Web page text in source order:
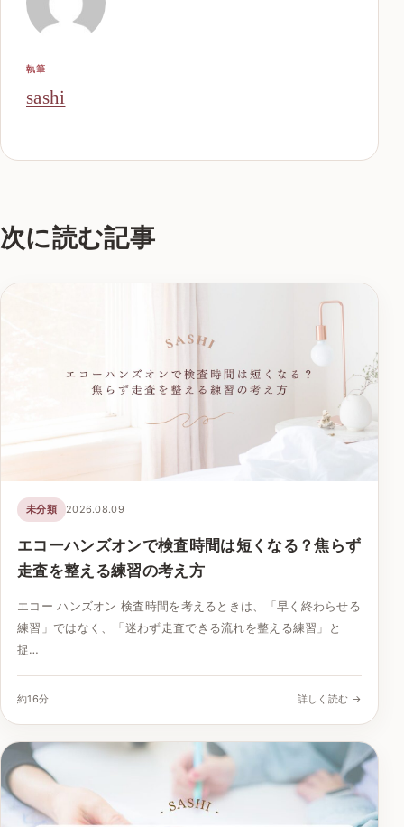
執筆
sashi
次に読む記事
未分類 2026.08.09
エコーハンズオンで検査時間は短くなる？焦らず
走査を整える練習の考え方
エコー ハンズオン 検査時間を考えるときは、「早く終わらせる
練習」ではなく、「迷わず走査できる流れを整える練習」と
捉…
約16分 詳しく読む →